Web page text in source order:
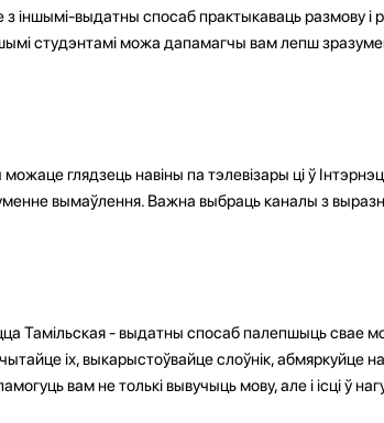
іншымі-выдатны спосаб практыкаваць размову і
студэнтамі можа дапамагчы вам лепш
глядзець навіны па тэлевізары ці ў
вымаўлення. Важна выбраць каналы з
Тамільская - выдатны спосаб палепшыць свае
іх, выкарыстоўвайце слоўнік, абмяркуйце
вам не толькі вывучыць мову, але і ісці ў